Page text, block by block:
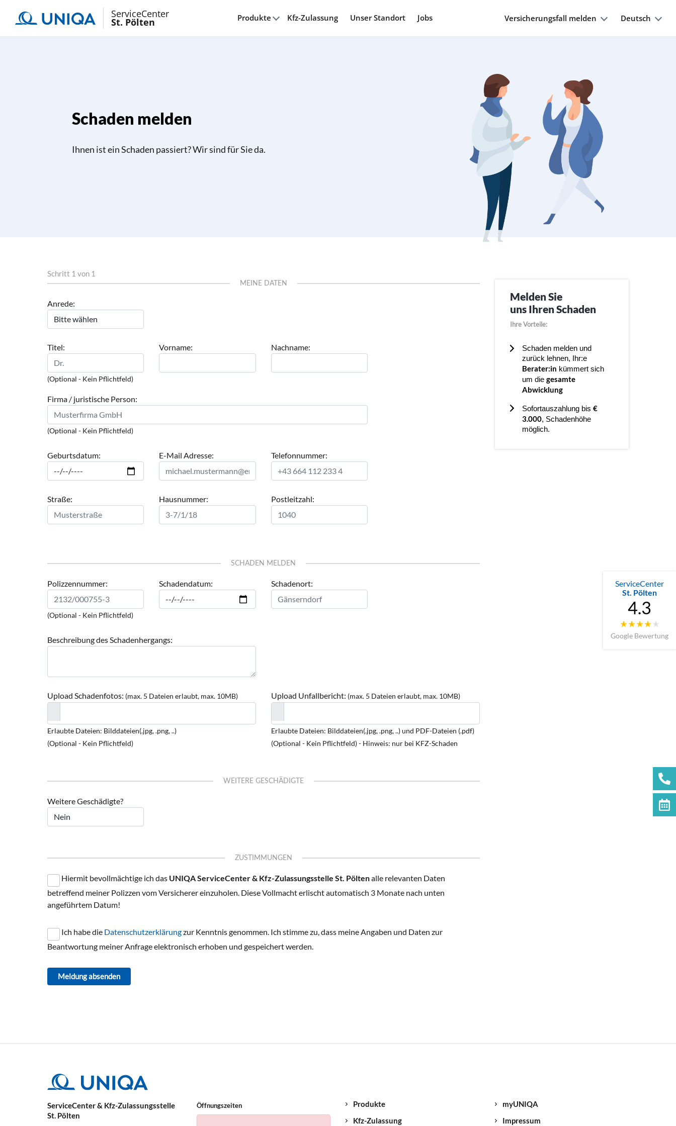
ServiceCenter
St. Pölten Produkte Kfz-Zulassung Unser Standort Jobs Versicherungsfall melden Deutsch
Schaden melden
Ihnen ist ein Schaden passiert? Wir sind für Sie da.
ServiceCenter
St. Pölten
4.3
Google Bewertung
Schritt 1 von 1
MEINE DATEN
Anrede:
Titel:
(Optional - Kein Pflichtfeld)
Vorname: Nachname:
Firma / juristische Person:
(Optional - Kein Pflichtfeld)
Geburtsdatum: E-Mail Adresse: Telefonnummer:
Straße: Hausnummer: Postleitzahl:
SCHADEN MELDEN
Polizzennummer:
(Optional - Kein Pflichtfeld)
Schadendatum: Schadenort:
Beschreibung des Schadenhergangs:
Upload Schadenfotos: (max. 5 Dateien erlaubt, max. 10MB)
Erlaubte Dateien: Bilddateien(.jpg, .png, ..)
(Optional - Kein Pflichtfeld)
Upload Unfallbericht: (max. 5 Dateien erlaubt, max. 10MB)
Erlaubte Dateien: Bilddateien(.jpg, .png, ..) und PDF-Dateien (.pdf)
(Optional - Kein Pflichtfeld) - Hinweis: nur bei KFZ-Schaden
WEITERE GESCHÄDIGTE
Weitere Geschädigte?
ZUSTIMMUNGEN
Hiermit bevollmächtige ich das UNIQA ServiceCenter & Kfz-Zulassungsstelle St. Pöltenalle relevanten Daten
betreffend meiner Polizzen vom Versicherer einzuholen. Diese Vollmacht erlischt automatisch 3 Monate nach unten
angeführtem Datum!
Ich habe die Datenschutzerklärungzur Kenntnis genommen. Ich stimme zu, dass meine Angaben und Daten zur
Beantwortung meiner Anfrage elektronisch erhoben und gespeichert werden.
Meldung absenden
Melden Sie
uns Ihren Schaden
Ihre Vorteile:
Schaden melden und
zurück lehnen, Ihr:e
Berater:in kümmert sich
um die gesamte
Abwicklung
Sofortauszahlung bis €
3.000, Schadenhöhe
möglich.
ServiceCenter & Kfz-Zulassungsstelle
St. Pölten
Öffnungszeiten
Produkte
Kfz-Zulassung
myUNIQA
Impressum